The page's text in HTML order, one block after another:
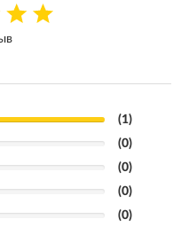
(1)
(0)
(0)
(0)
(0)